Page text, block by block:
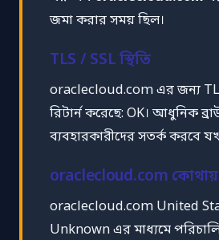
জমা করার সময় ছিল।
TLS / SSL স্থিতি
oraclecloud.com এর জন্য
রিটার্ন করেছে: OK। আধুনিক
ব্যবহারকারীদের সতর্ক করবে
oraclecloud.com কোথায়
oraclecloud.com United
Unknown এর মাধ্যমে